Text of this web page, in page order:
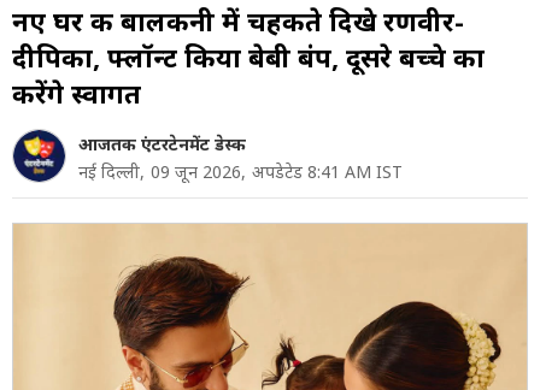
नए घर की बालकनी में चहकते दिखे रणवीर-
दीपिका, फ्लॉन्ट किया बेबी बंप, दूसरे बच्चे का
करेंगे स्वागत
आजतक एंटरटेनमेंट डेस्क
नई दिल्ली, 09 जून 2026, अपडेटेड 8:41 AM IST